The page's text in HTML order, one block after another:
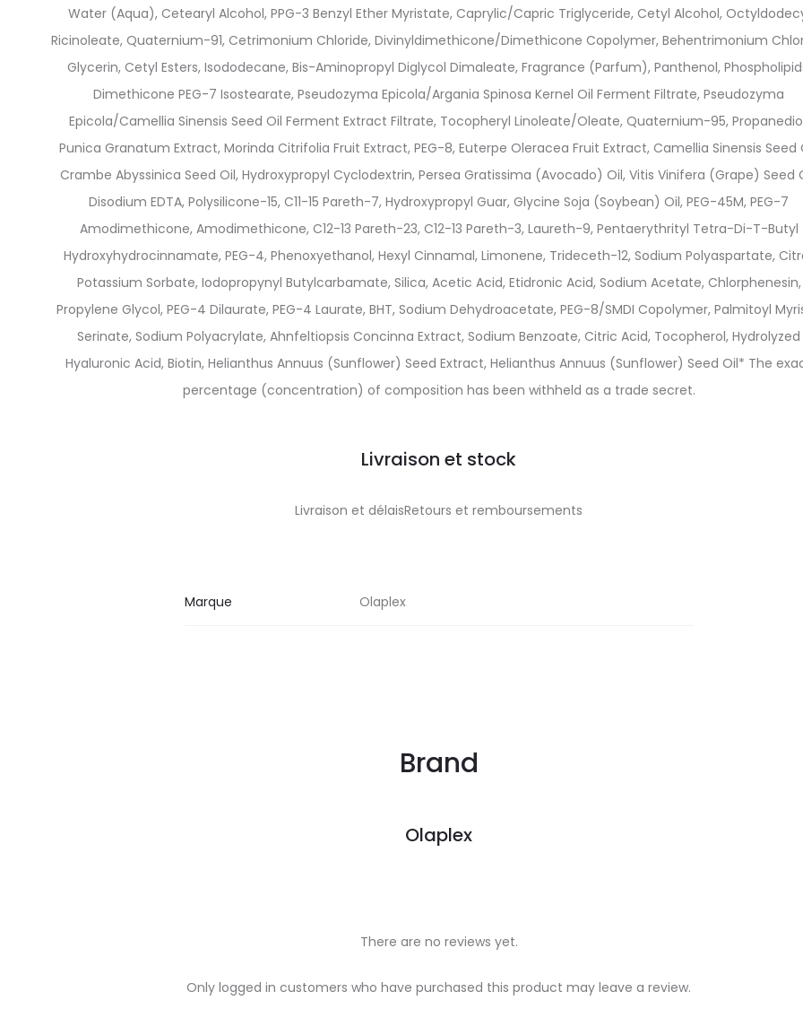
Water (Aqua), Cetearyl Alcohol, PPG-3 Benzyl Ether Myristate, Caprylic/Capric Triglyceride, Cetyl Alcohol,
Ricinoleate, Quaternium-91, Cetrimonium Chloride, Divinyldimethicone/Dimethicone Copolymer, Behentrimonium
Glycerin, Cetyl Esters, Isododecane, Bis-Aminopropyl Diglycol Dimaleate, Fragrance (Parfum), Panthenol,
Dimethicone PEG-7 Isostearate, Pseudozyma Epicola/Argania Spinosa Kernel Oil Ferment Filtrate, Pseudozyma
Epicola/Camellia Sinensis Seed Oil Ferment Extract Filtrate, Tocopheryl Linoleate/Oleate, Quaternium-95,
Punica Granatum Extract, Morinda Citrifolia Fruit Extract, PEG-8, Euterpe Oleracea Fruit Extract, Camellia Sinensis Seed
Crambe Abyssinica Seed Oil, Hydroxypropyl Cyclodextrin, Persea Gratissima (Avocado) Oil, Vitis Vinifera (Grape) Seed
Disodium EDTA, Polysilicone-15, C11-15 Pareth-7, Hydroxypropyl Guar, Glycine Soja (Soybean) Oil, PEG-45M, PEG-7
Amodimethicone, Amodimethicone, C12-13 Pareth-23, C12-13 Pareth-3, Laureth-9, Pentaerythrityl Tetra-Di-T-Butyl
Hydroxyhydrocinnamate, PEG-4, Phenoxyethanol, Hexyl Cinnamal, Limonene, Trideceth-12, Sodium Polyaspartate,
Potassium Sorbate, Iodopropynyl Butylcarbamate, Silica, Acetic Acid, Etidronic Acid, Sodium Acetate, Chlorphenesin,
Propylene Glycol, PEG-4 Dilaurate, PEG-4 Laurate, BHT, Sodium Dehydroacetate, PEG-8/SMDI Copolymer, Palmitoyl
Serinate, Sodium Polyacrylate, Ahnfeltiopsis Concinna Extract, Sodium Benzoate, Citric Acid, Tocopherol, Hydrolyzed
Hyaluronic Acid, Biotin, Helianthus Annuus (Sunflower) Seed Extract, Helianthus Annuus (Sunflower) Seed Oil* The
percentage (concentration) of composition has been withheld as a trade secret.
Livraison et stock
Livraison et délaisRetours et remboursements
Marque Olaplex
Brand
Olaplex
R
There are no reviews yet.
Only logged in customers who have purchased this product may leave a review.